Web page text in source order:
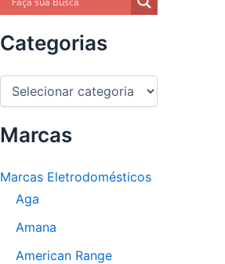
Categorias
C
e
g
r
Marcas
Marcas Eletrodomésticos
Aga
Amana
American Range